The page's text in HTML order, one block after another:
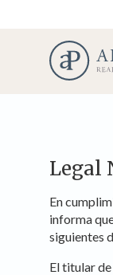
Legal
En
informa
siguientes
El titular